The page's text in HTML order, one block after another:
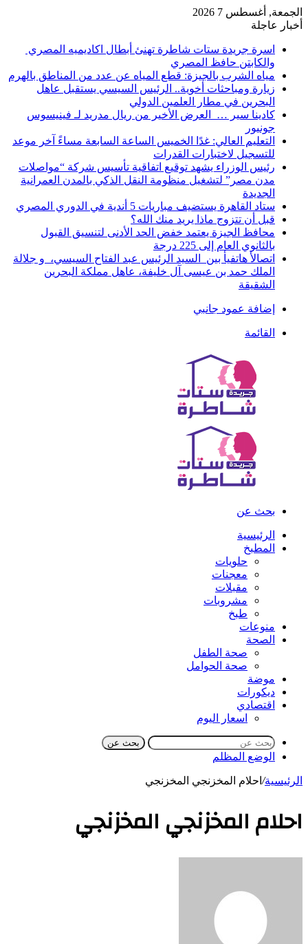
الجمعة, أغسطس 7 2026
أخبار عاجلة
اسرة جريدة ستات شاطرة تهنئ أبطال اكاديميه المصري
والكابتن حافظ المصري
مياه الشرب بالجيزة: قطع المياه عن عدد من المناطق بالهرم
زيارة ومباحثات أخوية.. الرئيس السيسي يستقبل عاهل
البحرين في مطار العلمين الدولي
كادينا سير … العرض الأخير من ريال مدريد لـ فينيسوس
جونيور
التعليم العالي: غدًا الخميس الساعة السابعة مساءً آخر موعد
للتسجيل لاختبارات القدرات
رئيس الوزراء يشهد توقيع اتفاقية تأسيس شركة “مواصلات
مدن مصر” لتشغيل منظومة النقل الذكي بالمدن العمرانية
الجديدة
ستاد القاهرة يستضيف مباريات 5 أندية في الدوري المصري
قبل أن تتزوج ماذا يريد منك الله؟
محافظ الجيزة يعتمد خفض الحد الأدنى لتنسيق القبول
بالثانوي العام إلى 225 درجة
اتصالأ هاتفيأ بين السيد الرئيس عبد الفتاح السيسي، و جلالة
الملك حمد بن عيسى آل خليفة، عاهل مملكة البحرين
الشقيقة
إضافة عمود جانبي
القائمة
بحث عن
الرئيسية
المطبخ
حلويات
معجنات
مقبلات
مشروبات
طبخ
منوعات
الصحة
صحة الطفل
صحة الحوامل
موضة
ديكورات
اقتصادي
اسعار اليوم
بحث عن
الوضع المظلم
الرئيسية/ احلام المخزنجي المخزنجي
احلام المخزنجي المخزنجي